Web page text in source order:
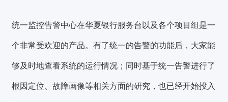
统一监控告警中心在华夏银行服务台以及各个项目组是一
个非常受欢迎的产品。有了统一的告警的功能后，大家能
够及时地查看系统的运行情况；同时基于统一告警进行了
根因定位、故障画像等相关方面的研究，也已经开始投入